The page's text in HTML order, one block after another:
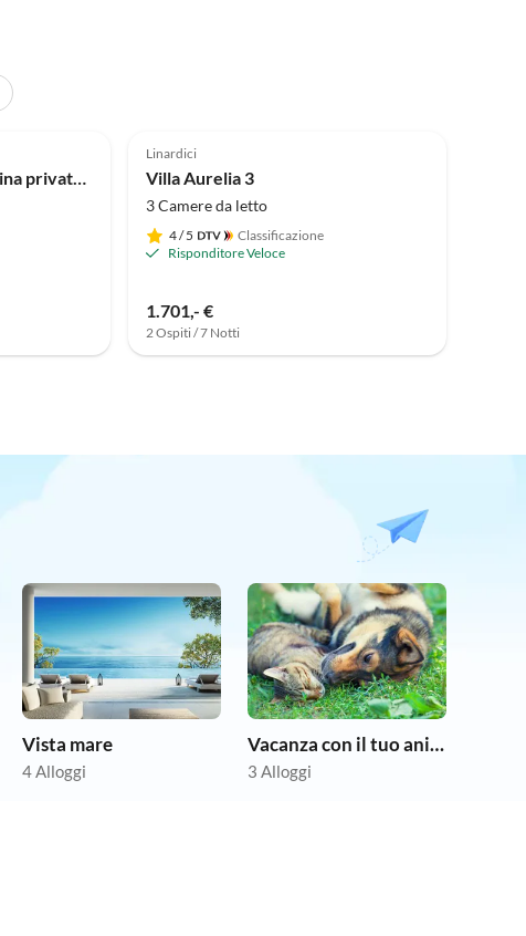
Villa NATHALIE con piscina privata, jacuzzi e sauna all'aperto
Linardici
Villa Aurelia 3
3 Camere da letto
4/ 5
Classificazione
Risponditore Veloce
1.701,- €
2 Ospiti / 7 Notti
Vista mare
4 Alloggi
Vacanza con il tuo animale domestico
3 Alloggi